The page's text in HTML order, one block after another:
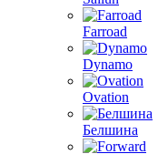
Farroad
Dynamo
Ovation
Белшина